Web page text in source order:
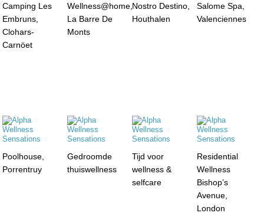
Camping Les
Embruns,
Clohars-
Carnöet
Wellness@home,
La Barre De
Monts
Nostro Destino,
Houthalen
Salome Spa,
Valenciennes
Poolhouse,
Porrentruy
Gedroomde
thuiswellness
Tijd voor
wellness &
selfcare
Residential
Wellness
Bishop’s
Avenue,
London